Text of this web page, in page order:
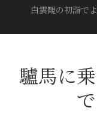
白雲観の初詣で
驢馬に